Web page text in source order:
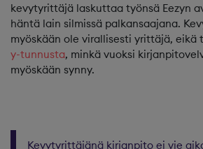
kevytyrittäjä laskuttaa työnsä Eezyn
häntä lain silmissä palkansaajana.
myöskään ole virallisesti yrittäjä, eikä
y-tunnusta, minkä vuoksi
myöskään synny.
Kevytyrittäjänä kirjanpito ei vie